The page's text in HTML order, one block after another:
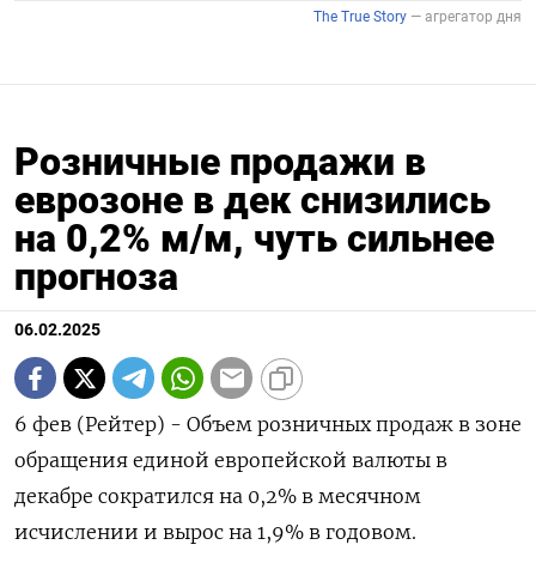
Розничные продажи в
еврозоне в дек снизились
на 0,2% м/м, чуть сильнее
прогноза
06.02.2025
6 фев (Рейтер) - Объем розничных продаж в зоне
обращения единой европейской валюты в
декабре сократился на 0,2%​​​ в месячном
исчислении и вырос на 1,9% в годовом.